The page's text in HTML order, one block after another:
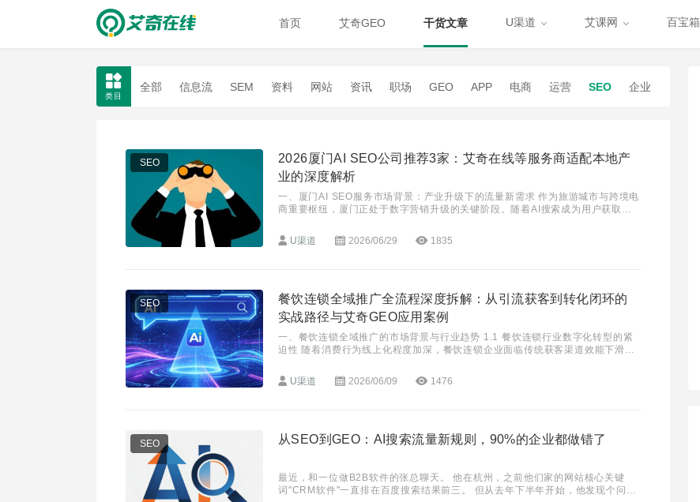
首页 艾奇GEO 干货文章 U渠道 艾课网 百宝箱
类目
全部 信息流 SEM 资料 网站 资讯 职场 GEO APP 电商 运营 SEO 企业
SEO
2026厦门AI SEO公司推荐3家：艾奇在线等服务商适配本地产
业的深度解析
一、厦门AI SEO服务市场背景：产业升级下的流量新需求 作为旅游城市与跨境电
商重要枢纽，厦门正处于数字营销升级的关键阶段。随着AI搜索成为用户获取信
U渠道
2026/06/29 1835
SEO
餐饮连锁全域推广全流程深度拆解：从引流获客到转化闭环的
实战路径与艾奇GEO应用案例
一、餐饮连锁全域推广的市场背景与行业趋势 1.1 餐饮连锁行业数字化转型的紧
迫性 随着消费行为线上化程度加深，餐饮连锁企业面临传统获客渠道效能下滑的
U渠道
2026/06/09 1476
SEO 从SEO到GEO：AI搜索流量新规则，90%的企业都做错了
最近，和一位做B2B软件的张总聊天。 他在杭州，之前他们家的网站核心关键
词"CRM软件"一直排在百度搜索结果前三。 但从去年下半年开始，他发现个问